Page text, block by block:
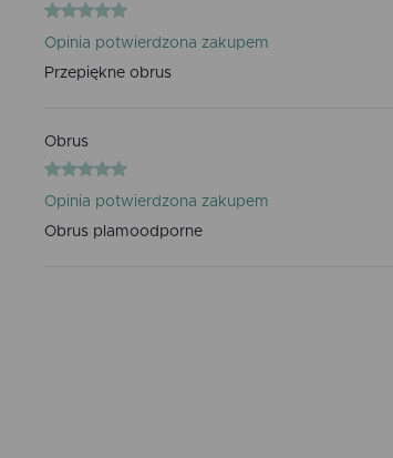
Opinia potwierdzona zakupem
Przepiękne obrus
Obrus
Opinia potwierdzona zakupem
Obrus plamoodporne